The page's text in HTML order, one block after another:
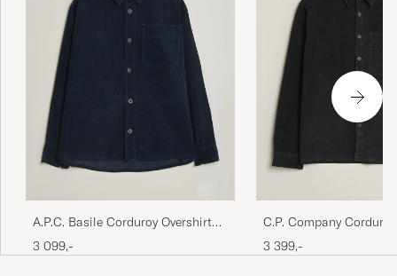
A.P.C. Basile Corduroy Overshirt
Dark Navy
3 099,-
C.P. Company
Overshirt Black
3 399,-